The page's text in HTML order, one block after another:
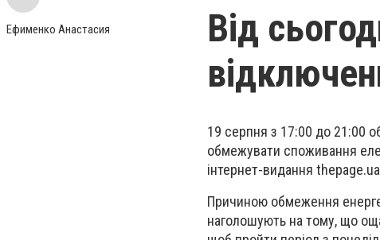
Ефименко Анастасия
Від
19 серпня з 17:00 до 21:00
обмежувати споживання
інтернет-видання
Причиною обмеження
наголошують на тому, що